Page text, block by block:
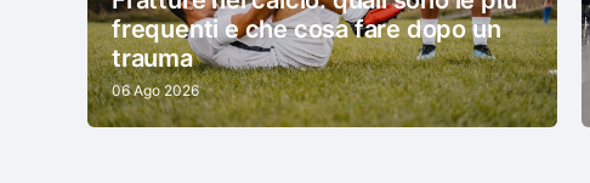
frequenti e che cosa fare dopo un
trauma
06 Ago 2026